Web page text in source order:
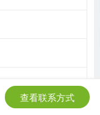
查看联系方式